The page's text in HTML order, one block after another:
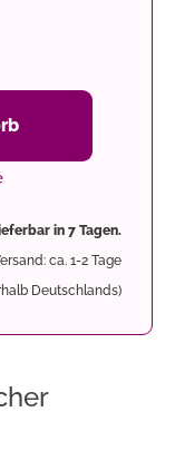
in 7 Tagen.
ca. 1-2 Tage
Deutschlands)